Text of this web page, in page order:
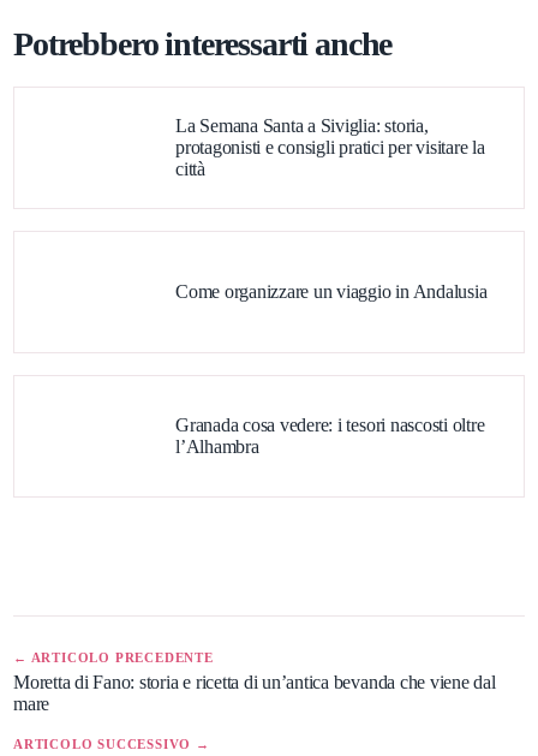
Potrebbero interessarti anche
La Semana Santa a Siviglia: storia,
protagonisti e consigli pratici per visitare la
città
Come organizzare un viaggio in Andalusia
Granada cosa vedere: i tesori nascosti oltre
l’Alhambra
← ARTICOLO PRECEDENTE
Moretta di Fano: storia e ricetta di un’antica bevanda che viene dal
mare
ARTICOLO SUCCESSIVO →